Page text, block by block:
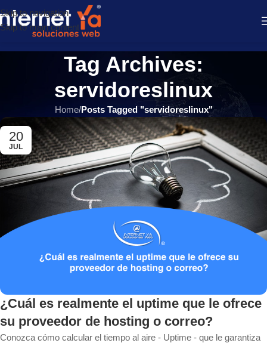
Skip to navigation
Skip to main content
Tag Archives:
servidoreslinux
Home/Posts Tagged "servidoreslinux"
20
JUL
¿Cuál es realmente el uptime que le ofrece
su proveedor de hosting o correo?
Conozca cómo calcular el tiempo al aire - Uptime - que le garantiza